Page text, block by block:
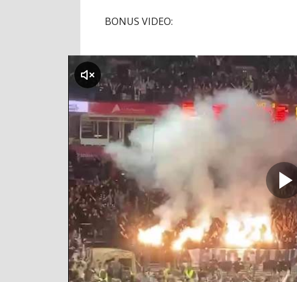
BONUS VIDEO:
klikni za zvuk